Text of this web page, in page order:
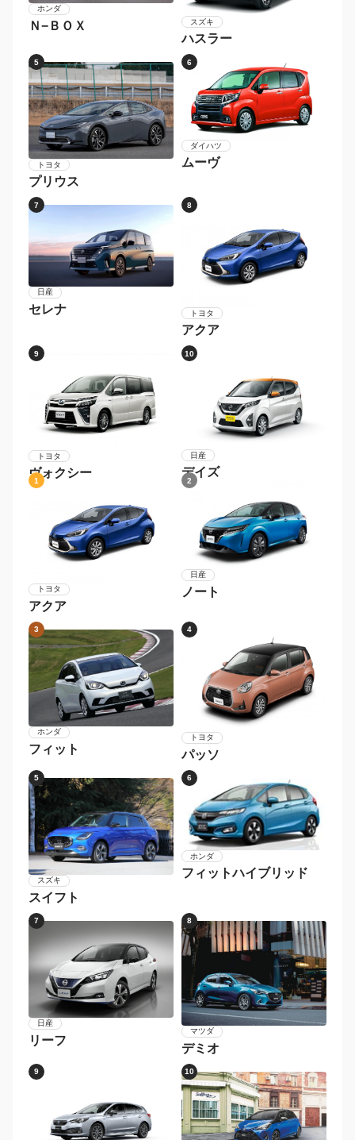
ホンダ
Ｎ−ＢＯＸ スズキ
ハスラー
5
トヨタ
プリウス
6
ダイハツ
ムーヴ
7
日産
セレナ
8
トヨタ
アクア
9
トヨタ
ヴォクシー
10
日産
デイズ
1
トヨタ
アクア
2
日産
ノート
3
ホンダ
フィット
4
トヨタ
パッソ
5
スズキ
スイフト
6
ホンダ
フィットハイブリッド
7
日産
リーフ
8
マツダ
デミオ
9 10